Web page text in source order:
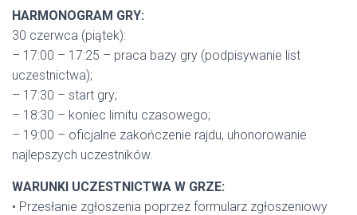
HARMONOGRAM GRY:
30 czerwca (piątek):
– 17:00 – 17:25 – praca bazy gry (podpisywanie list
uczestnictwa);
– 17:30 – start gry;
– 18:30 – koniec limitu czasowego;
– 19:00 – oficjalne zakończenie rajdu, uhonorowanie
najlepszych uczestników.
WARUNKI UCZESTNICTWA W GRZE:
• Przesłanie zgłoszenia poprzez formularz zgłoszeniowy